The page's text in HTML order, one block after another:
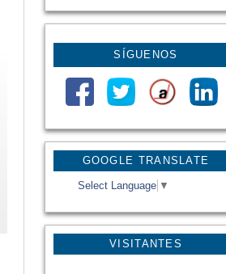
GOOGLE TRANSLATE
Select Language ▼
VISITANTES
SÍGUENOS